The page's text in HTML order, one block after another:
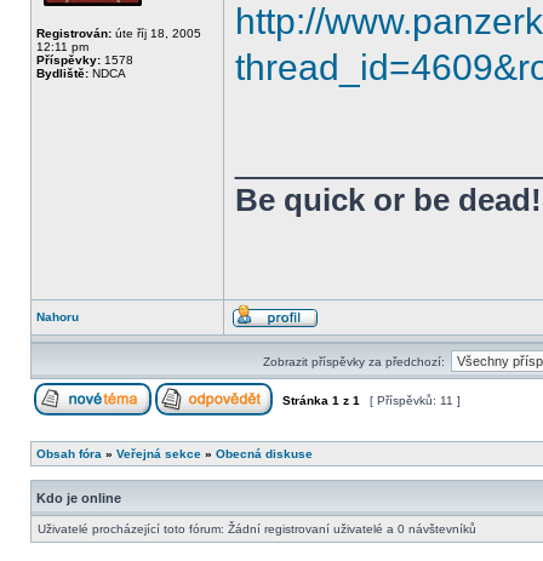
Registrován: úte říj 18, 2005
12:11 pm
Příspěvky: 1578
Bydliště: NDCA
http://
Be quick or be dead!
Nahoru
Zobrazit příspěvky za předchozí:
Stránka 1 z 1 [ Příspěvků: 11 ]
Obsah fóra » Veřejná sekce » Obecná diskuse
Kdo je online
Uživatelé procházející toto fórum: Žádní registrovaní uživatelé a 0 návštevníků